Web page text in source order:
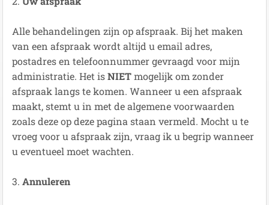
Alle behandelingen zijn op afspraak. Bij het maken
van een afspraak wordt altijd u email adres,
postadres en telefoonnummer gevraagd voor mijn
administratie. Het isNIETmogelijk om zonder
afspraak langs te komen. Wanneer u een afspraak
maakt, stemt u in met de algemene voorwaarden
zoals deze op deze pagina staan vermeld. Mocht u te
vroeg voor u afspraak zijn, vraag ik u begrip wanneer
u eventueel moet wachten.
3. Annuleren